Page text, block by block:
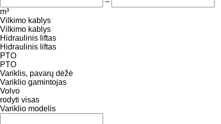
m³
Vilkimo kablys
Vilkimo kablys
Hidraulinis liftas
Hidraulinis liftas
PTO
PTO
Variklis, pavarų dėžė
Variklio gamintojas
Volvo
rodyti visas
Variklio modelis